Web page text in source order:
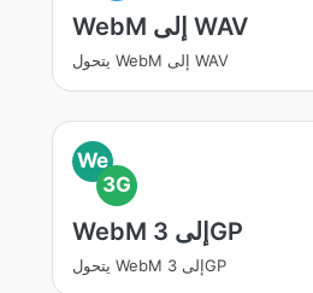
WebM إلى WAV
يتحول WebM إلى WAV
We
3G
WebM إلى 3GP
يتحول WebM إلى 3GP